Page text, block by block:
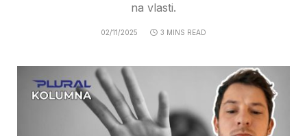
na vlasti.
02/11/2025 3 MINS READ